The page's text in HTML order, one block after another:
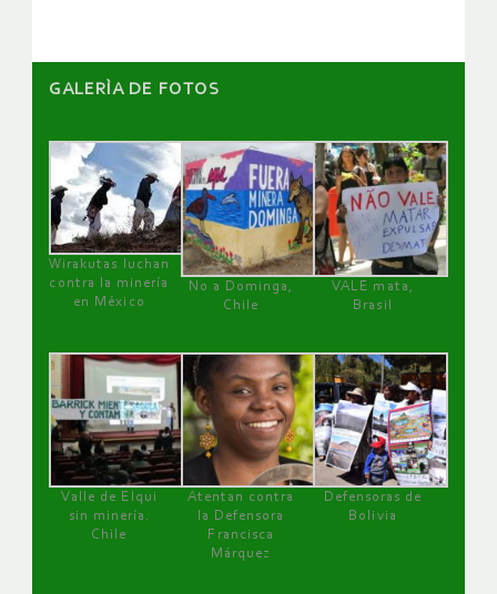
GALERÌA DE FOTOS
Wirakutas luchan
contra la minería
en México
No a Dominga,
Chile
VALE mata,
Brasil
Valle de Elqui
sin minería.
Chile
Atentan contra
la Defensora
Francisca
Márquez
Defensoras de
Bolivia